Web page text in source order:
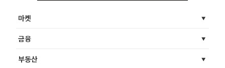
마켓
금융
부동산